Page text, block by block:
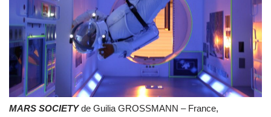
MARS SOCIETY de Guilia GROSSMANN – France,